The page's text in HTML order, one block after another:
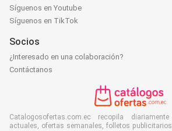
Síguenos en Youtube
Síguenos en TikTok
Socios
¿Interesado en una colaboración?
Contáctanos
Catalogosofertas.com.ec recopila
actuales, ofertas semanales, folletos